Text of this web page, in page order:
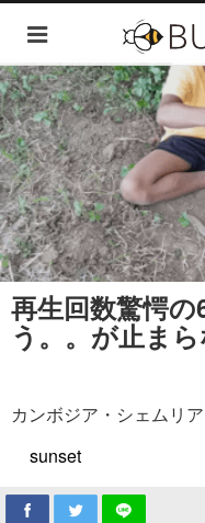
再生回数驚愕
う。。が止ま
カンボジア・シェムリ
sunset